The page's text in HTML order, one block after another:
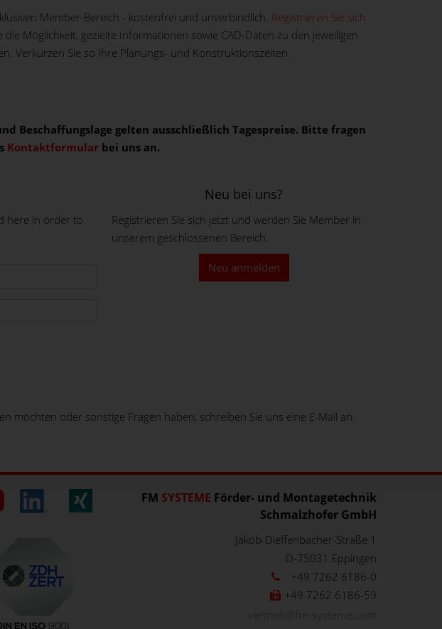
Member-Bereich - kostenfrei und unverbindlich. Registrieren Sie sich
Möglichkeit, gezielte Informationen sowie CAD-Daten zu den jeweiligen
Verkürzen Sie so Ihre Planungs- und Konstruktionszeiten.
Beschaffungslage gelten ausschließlich Tagespreise. Bitte fragen
Kontaktformular bei uns an.
here in order to
Neu bei uns?
Registrieren Sie sich jetzt und werden Sie Member in
unserem geschlossenen Bereich.
Neu anmelden
möchten oder sonstige Fragen haben, schreiben Sie uns eine E-Mail an
FM SYSTEME Förder- und Montagetechnik
Schmalzhofer GmbH
Jakob-Dieffenbacher-Straße 1
D-75031 Eppingen
+49 7262 6186-0
+49 7262 6186-59